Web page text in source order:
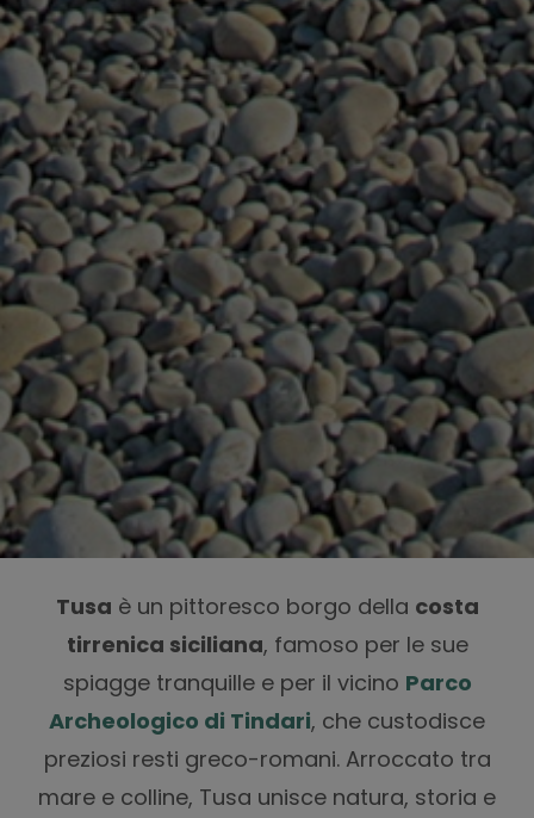
Tusa è un pittoresco borgo della costa
tirrenica siciliana, famoso per le sue
spiagge tranquille e per il vicino Parco
Archeologico di Tindari, che custodisce
preziosi resti greco-romani. Arroccato tra
mare e colline, Tusa unisce natura, storia e